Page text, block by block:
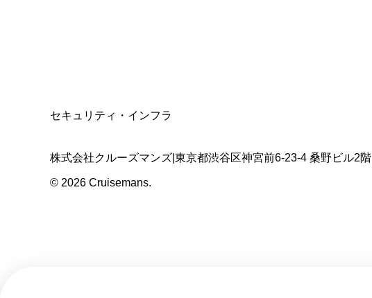
セキュリティ・インフラ
株式会社クルーズマンズ 東京都渋谷区神宮前6-23-4 桑野ビル2階
© 2026 Cruisemans.